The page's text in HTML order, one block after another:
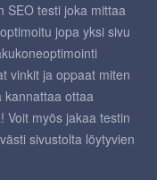
SEO testi joka mittaa
jopa yksi sivu
vinkit ja oppaat miten
kannattaa ottaa
Voit myös jakaa testin
sivustolta löytyvien